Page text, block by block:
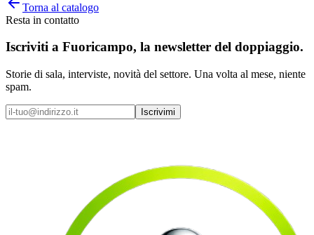
Torna al catalogo
Resta in contatto
Iscriviti a Fuoricampo, la newsletter del doppiaggio.
Storie di sala, interviste, novità del settore. Una volta al mese, niente
spam.
Iscrivimi